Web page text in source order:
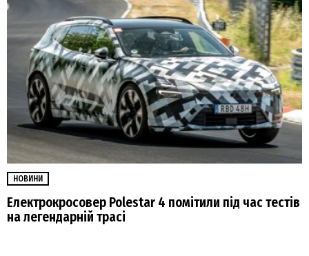
НОВИНИ
Електрокросовер Polestar 4 помітили під час тестів
на легендарній трасі